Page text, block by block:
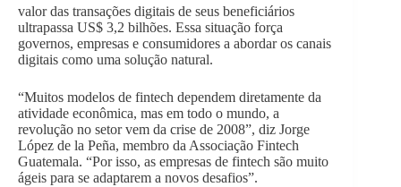
valor das transações digitais de seus beneficiários
ultrapassa US$ 3,2 bilhões. Essa situação força
governos, empresas e consumidores a abordar os canais
digitais como uma solução natural.
“Muitos modelos de fintech dependem diretamente da
atividade econômica, mas em todo o mundo, a
revolução no setor vem da crise de 2008”, diz Jorge
López de la Peña, membro da Associação Fintech
Guatemala. “Por isso, as empresas de fintech são muito
ágeis para se adaptarem a novos desafios”.